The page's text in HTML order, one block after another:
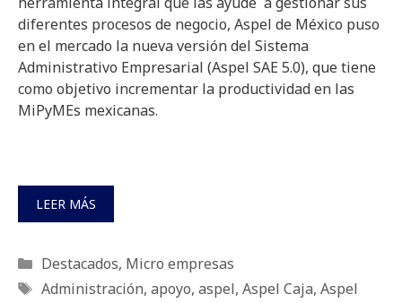
diferentes procesos de negocio, Aspel de México puso
en el mercado la nueva versión del Sistema
Administrativo Empresarial (Aspel SAE 5.0), que tiene
como objetivo incrementar la productividad en las
MiPyMEs mexicanas.
LEER MÁS
Categorías
Destacados, Micro empresas
Etiquetas
Administración, apoyo, aspel, Aspel Caja, Aspel